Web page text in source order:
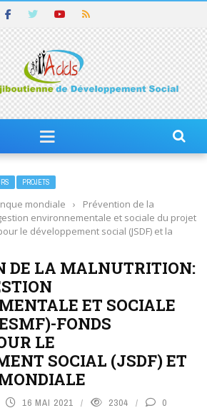
PROJETS
mondiale ›
Prévention de la
environnementale et sociale du projet
le développement social (JSDF) et la
DE LA MALNUTRITION:
ET SOCIALE
FONDS
LE
SOCIAL (JSDF) ET
16 MAI 2021 2304 0